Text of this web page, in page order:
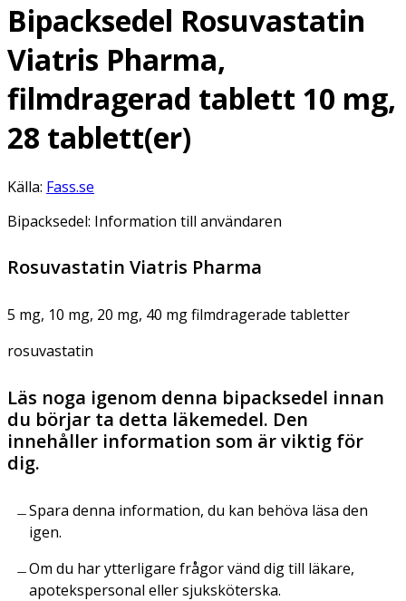
Bipacksedel Rosuvastatin
Viatris Pharma,
filmdragerad tablett 10 mg,
28 tablett(er)
Källa: Fass.se
Bipacksedel: Information till användaren
Rosuvastatin Viatris Pharma
5 mg, 10 mg, 20 mg, 40 mg filmdragerade tabletter
rosuvastatin
Läs noga igenom denna bipacksedel innan
du börjar ta detta läkemedel. Den
innehåller information som är viktig för
dig.
Spara denna information, du kan behöva läsa den
igen.
Om du har ytterligare frågor vänd dig till läkare,
apotekspersonal eller sjuksköterska.